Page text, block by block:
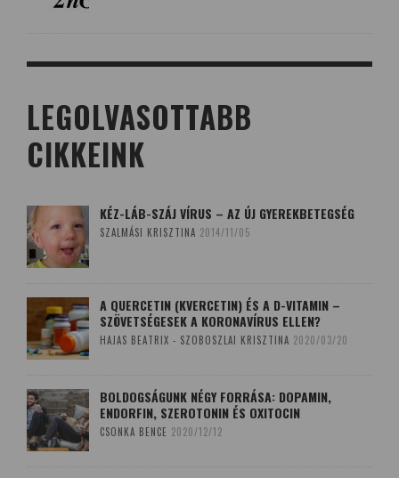
LEGOLVASOTTABB
CIKKEINK
KÉZ-LÁB-SZÁJ VÍRUS – AZ ÚJ GYEREKBETEGSÉG
SZALMÁSI KRISZTINA 2014/11/05
A QUERCETIN (KVERCETIN) ÉS A D-VITAMIN –
SZÖVETSÉGESEK A KORONAVÍRUS ELLEN?
HAJAS BEATRIX - SZOBOSZLAI KRISZTINA 2020/03/20
BOLDOGSÁGUNK NÉGY FORRÁSA: DOPAMIN,
ENDORFIN, SZEROTONIN ÉS OXITOCIN
CSONKA BENCE 2020/12/12